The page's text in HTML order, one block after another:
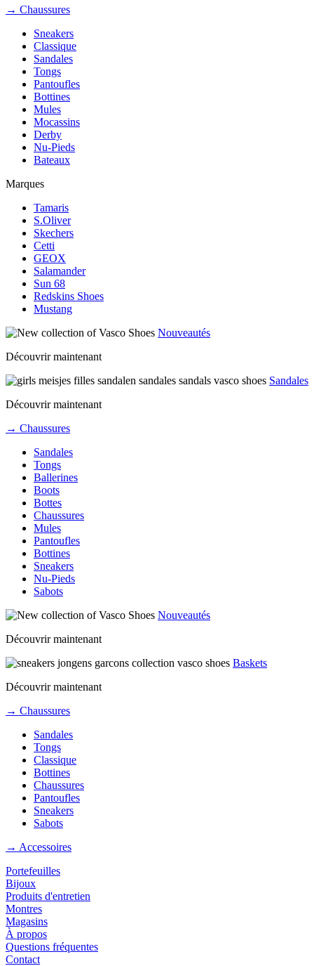
→ Chaussures
Sneakers
Classique
Sandales
Tongs
Pantoufles
Bottines
Mules
Mocassins
Derby
Nu-Pieds
Bateaux
Marques
Tamaris
S.Oliver
Skechers
Cetti
GEOX
Salamander
Sun 68
Redskins Shoes
Mustang
Nouveautés
Découvrir maintenant
Sandales
Découvrir maintenant
→ Chaussures
Sandales
Tongs
Ballerines
Boots
Bottes
Chaussures
Mules
Pantoufles
Bottines
Sneakers
Nu-Pieds
Sabots
Nouveautés
Découvrir maintenant
Baskets
Découvrir maintenant
→ Chaussures
Sandales
Tongs
Classique
Bottines
Chaussures
Pantoufles
Sneakers
Sabots
→ Accessoires
Portefeuilles
Bijoux
Produits d'entretien
Montres
Magasins
À propos
Questions fréquentes
Contact